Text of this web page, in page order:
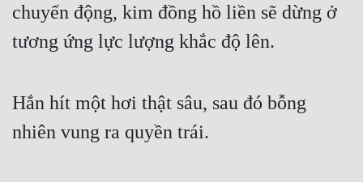
chuyển động, kim đồng hồ liền sẽ dừng ở
tương ứng lực lượng khắc độ lên.
Hắn hít một hơi thật sâu, sau đó bỗng
nhiên vung ra quyền trái.